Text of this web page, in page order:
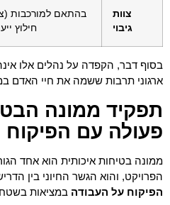
צוות
גיבוי
בהתאם למורכבות
חילוץ
בסוף דבר, הקפדה על נהלים אלו
ארגוני תרבות ששמה את חיי האדם
תפקיד ממונה
פעולה עם הפיקוח
ממונה בטיחות איכותית הוא אחד
הפרויקט, והוא הגשר החיוני בין
הפיקוח על העבודה במציאות